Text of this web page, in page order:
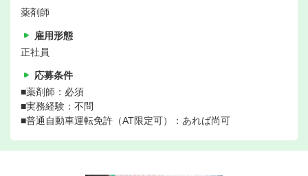
薬剤師
雇用形態
正社員
応募条件
■薬剤師：必須
■実務経験：不問
■普通自動車運転免許（AT限定可）：あれば尚可